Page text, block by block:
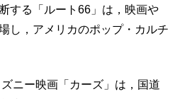
する「ルート66」は，映画や
し，アメリカのポップ・カルチ
ニー映画「カーズ」は，国道